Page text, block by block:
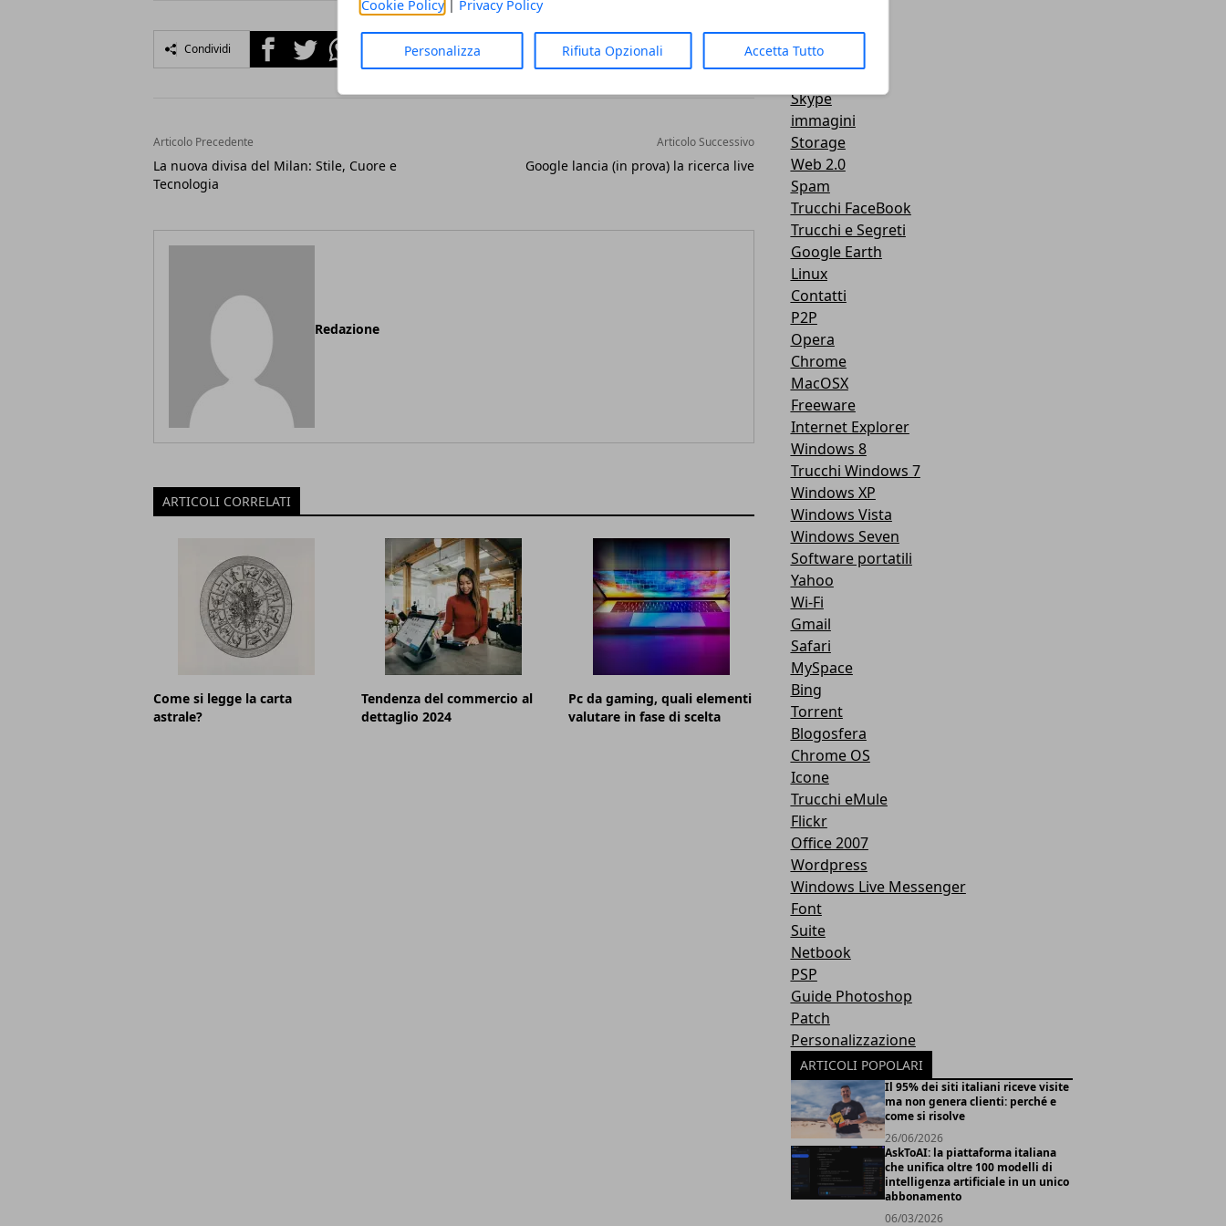
Cookie Policy| Privacy Policy
Personalizza Rifiuta Opzionali Accetta Tutto
Condividi FacebookTwitterWhatsapp
Articolo Precedente
La nuova divisa del Milan: Stile, Cuore e
Tecnologia
Articolo Successivo
Google lancia (in prova) la ricerca live
Redazione
ARTICOLI CORRELATI
Come si legge la carta
astrale?
Tendenza del commercio al
dettaglio 2024
Pc da gaming, quali elementi
valutare in fase di scelta
3D
Messenger
Skype
immagini
Storage
Web 2.0
Spam
Trucchi FaceBook
Trucchi e Segreti
Google Earth
Linux
Contatti
P2P
Opera
Chrome
MacOSX
Freeware
Internet Explorer
Windows 8
Trucchi Windows 7
Windows XP
Windows Vista
Windows Seven
Software portatili
Yahoo
Wi-Fi
Gmail
Safari
MySpace
Bing
Torrent
Blogosfera
Chrome OS
Icone
Trucchi eMule
Flickr
Office 2007
Wordpress
Windows Live Messenger
Font
Suite
Netbook
PSP
Guide Photoshop
Patch
Personalizzazione
ARTICOLI POPOLARI
Il 95% dei siti italiani riceve visite
ma non genera clienti: perché e
come si risolve
26/06/2026
AskToAI: la piattaforma italiana
che unifica oltre 100 modelli di
intelligenza artificiale in un unico
abbonamento
06/03/2026